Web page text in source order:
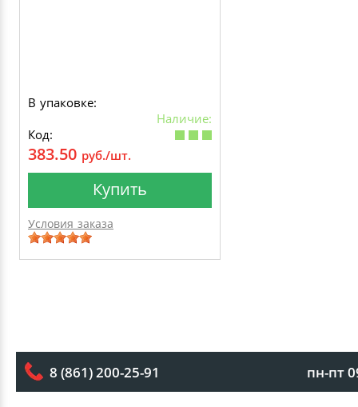
В упаковке:
Наличие:
Код:
383.50 руб./шт.
Купить
Условия заказа
8 (861) 200-25-91 пн-пт